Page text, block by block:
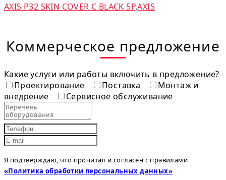
AXIS P32 SKIN COVER C BLACK 5P,AXIS
Коммерческое предложение
Какие услуги или работы включить в предложение?
Проектирование
Поставка
Монтаж и
внедрение
Сервисное обслуживание
Я подтверждаю, что прочитал и согласен с правилами
«Политика обработки персональных данных»